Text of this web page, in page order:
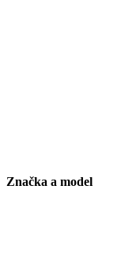
Značka a model